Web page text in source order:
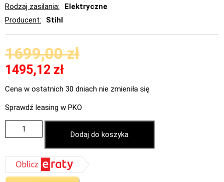
Rodzaj zasilania
Elektryczne
Producent
Stihl
1699,00zł
1495,12 zł
Cena w ostatnich 30 dniach nie zmieniła się
Sprawdź leasing w PKO
Dodaj do koszyka